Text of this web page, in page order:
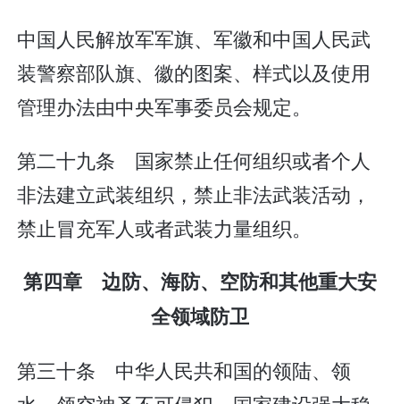
中国人民解放军军旗、军徽和中国人民武
装警察部队旗、徽的图案、样式以及使用
管理办法由中央军事委员会规定。
第二十九条 国家禁止任何组织或者个人
非法建立武装组织，禁止非法武装活动，
禁止冒充军人或者武装力量组织。
第四章 边防、海防、空防和其他重大安
全领域防卫
第三十条 中华人民共和国的领陆、领